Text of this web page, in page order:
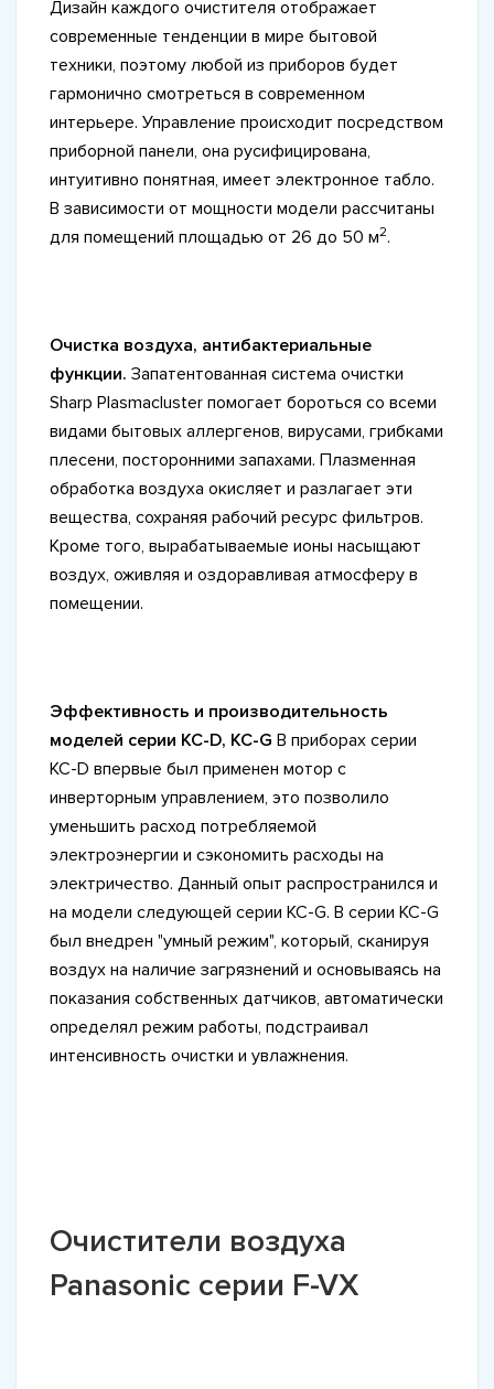
Дизайн каждого очистителя отображает
современные тенденции в мире бытовой
техники, поэтому любой из приборов будет
гармонично смотреться в современном
интерьере. Управление происходит посредством
приборной панели, она русифицирована,
интуитивно понятная, имеет электронное табло.
В зависимости от мощности модели рассчитаны
для помещений площадью от 26 до 50 м2.
Очистка воздуха, антибактериальные
функции. Запатентованная система очистки
Sharp Plasmacluster помогает бороться со всеми
видами бытовых аллергенов, вирусами, грибками
плесени, посторонними запахами. Плазменная
обработка воздуха окисляет и разлагает эти
вещества, сохраняя рабочий ресурс фильтров.
Кроме того, вырабатываемые ионы насыщают
воздух, оживляя и оздоравливая атмосферу в
помещении.
Эффективность и производительность
моделей серии KC-D, KC-G В приборах серии
KC-D впервые был применен мотор с
инверторным управлением, это позволило
уменьшить расход потребляемой
электроэнергии и сэкономить расходы на
электричество. Данный опыт распространился и
на модели следующей серии KC-G. В серии KC-G
был внедрен "умный режим", который, сканируя
воздух на наличие загрязнений и основываясь на
показания собственных датчиков, автоматически
определял режим работы, подстраивал
интенсивность очистки и увлажнения.
Очистители воздуха
Panasonic серии F-VX